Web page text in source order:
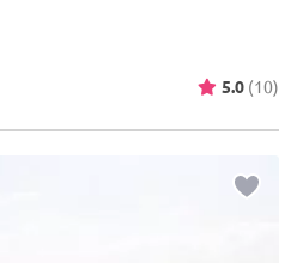
5.0 (10)